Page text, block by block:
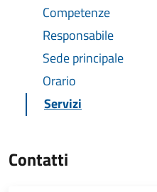
Competenze
Responsabile
Sede principale
Orario
Servizi
Contatti